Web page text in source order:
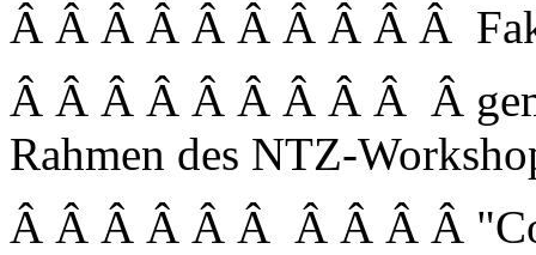
Â Â Â Â Â Â Â Â Â Â
Â Â Â Â Â Â Â Â Â Â
Rahmen des NTZ-
Â Â Â Â Â Â Â Â Â Â